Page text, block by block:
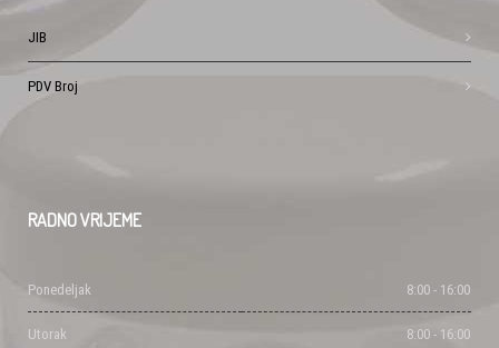
JIB
PDV Broj
RADNOVRIJEME
Ponedeljak 8:00 - 16:00
Utorak 8:00 - 16:00